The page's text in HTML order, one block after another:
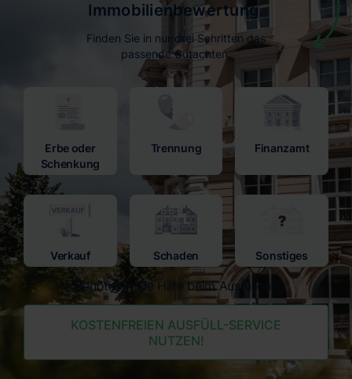
Immobilienbewertung.
Finden Sie in nur drei Schritten das
passende Gutachten.
Erbe oder
Schenkung
Trennung Finanzamt
Verkauf Schaden Sonstiges
Benötigen Sie Hilfe beim Ausfüllen?
KOSTENFREIEN AUSFÜLL-SERVICE
NUTZEN!